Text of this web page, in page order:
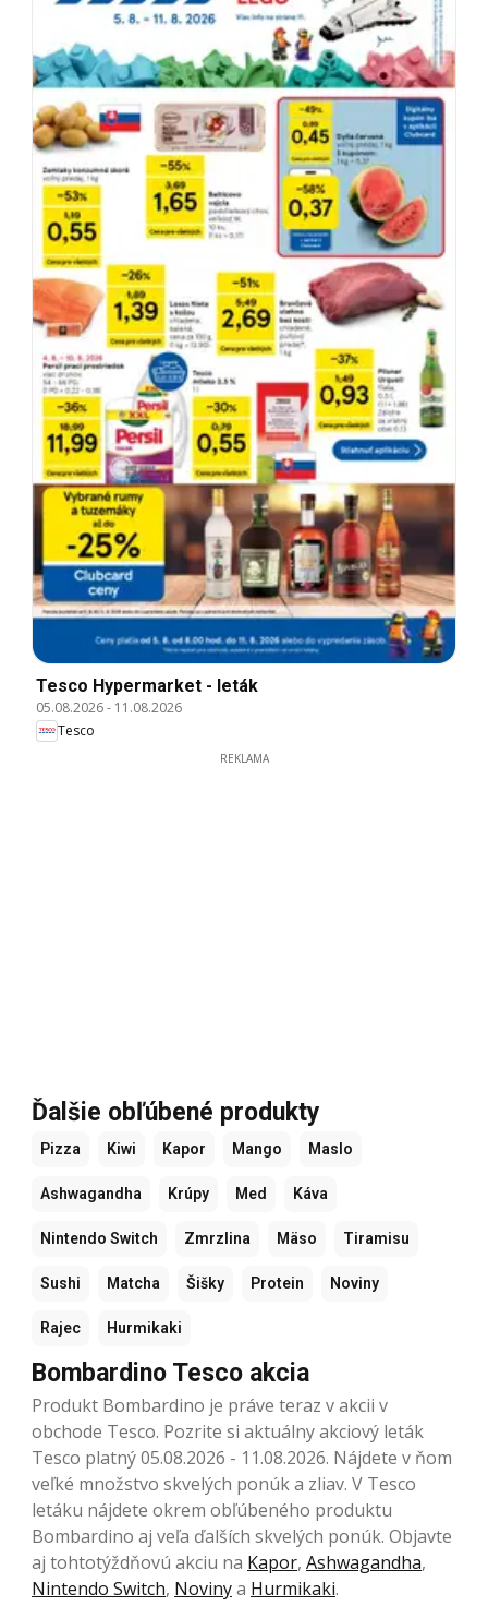
Tesco Hypermarket - leták
05.08.2026- 11.08.2026
Tesco
REKLAMA
Ďalšie obľúbené produkty
Pizza Kiwi Kapor Mango Maslo
Ashwagandha Krúpy Med Káva
Nintendo Switch Zmrzlina Mäso Tiramisu
Sushi Matcha Šišky Protein Noviny
Rajec Hurmikaki
Bombardino Tesco akcia
Produkt Bombardino je práve teraz v akcii v
obchode Tesco. Pozrite si aktuálny akciový leták
Tesco platný 05.08.2026 - 11.08.2026. Nájdete v ňom
veľké množstvo skvelých ponúk a zliav. V Tesco
letáku nájdete okrem obľúbeného produktu
Bombardino aj veľa ďalších skvelých ponúk. Objavte
aj tohtotýždňovú akciu na Kapor, Ashwagandha,
Nintendo Switch, Novinya Hurmikaki.